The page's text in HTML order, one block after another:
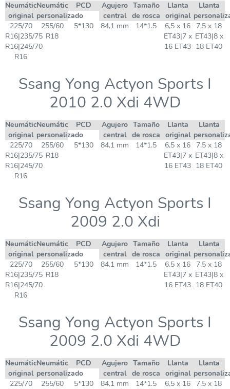
Neumático
original
Neumático
personalizado
PCD
Agujero
central
Tamaño
de rosca
Llanta
original
Llanta
225/70
R16|235/75
R16|245/70
R16
255/60
R18
5*130 84,1 mm 14*1.5
6,5 x 16
ET43|7 x
16 ET43
7,5 x 18
ET43|8 x
18 ET40
Ssang Yong Actyon Sports I
2010 2.0 Xdi 4WD
Neumático
original
Neumático
personalizado
PCD
Agujero
central
Tamaño
de rosca
Llanta
original
Llanta
225/70
R16|235/75
R16|245/70
R16
255/60
R18
5*130 84,1 mm 14*1.5
6,5 x 16
ET43|7 x
16 ET43
7,5 x 18
ET43|8 x
18 ET40
Ssang Yong Actyon Sports I
2009 2.0 Xdi
Neumático
original
Neumático
personalizado
PCD
Agujero
central
Tamaño
de rosca
Llanta
original
Llanta
225/70
R16|235/75
R16|245/70
R16
255/60
R18
5*130 84,1 mm 14*1.5
6,5 x 16
ET43|7 x
16 ET43
7,5 x 18
ET43|8 x
18 ET40
Ssang Yong Actyon Sports I
2009 2.0 Xdi 4WD
Neumático
original
Neumático
personalizado
PCD
Agujero
central
Tamaño
de rosca
Llanta
original
Llanta
225/70
255/60
5*130 84,1 mm 14*1.5
6,5 x 16
7,5 x 18